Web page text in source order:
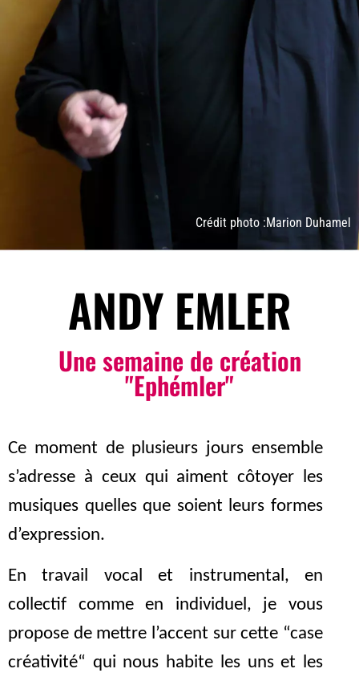
Crédit photo :Marion Duhamel
ANDY EMLER
Une semaine de création
"Ephémler"
Ce moment de plusieurs jours ensemble
s’adresse à ceux qui aiment côtoyer les
musiques quelles que soient leurs formes
d’expression.
En travail vocal et instrumental, en
collectif comme en individuel, je vous
propose de mettre l’accent sur cette “case
créativité“ qui nous habite les uns et les